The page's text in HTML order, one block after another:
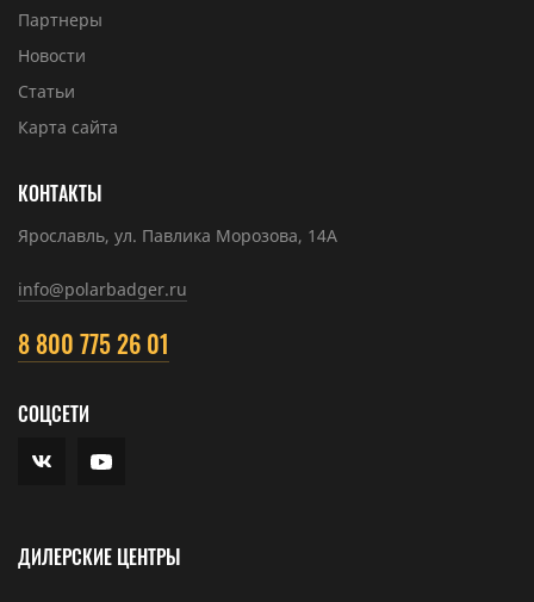
Партнеры
Новости
Статьи
Карта сайта
КОНТАКТЫ
Ярославль, ул. Павлика Морозова, 14А
info@polarbadger.ru
8 800 775 26 01
СОЦСЕТИ
ДИЛЕРСКИЕ ЦЕНТРЫ